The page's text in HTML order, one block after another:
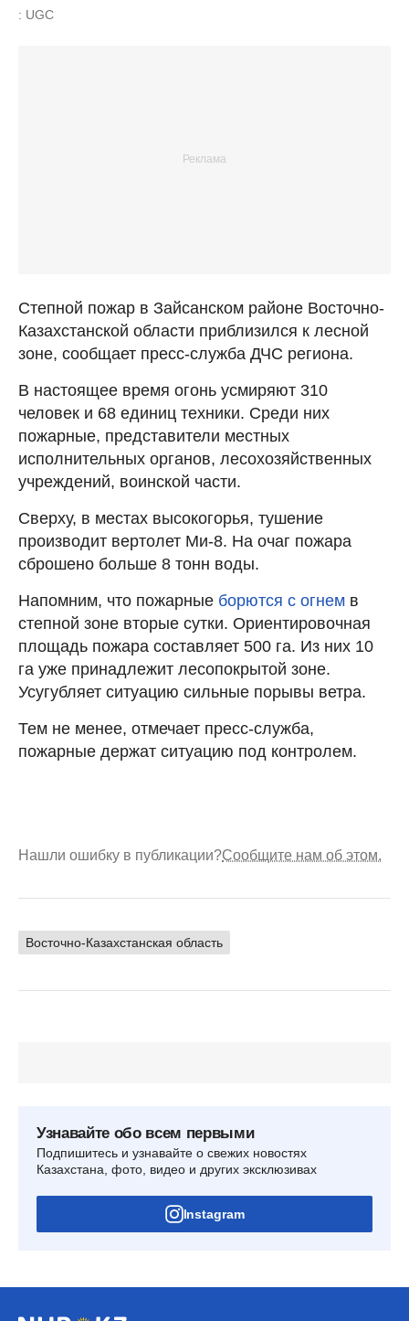
: UGC
Степной пожар в Зайсанском районе Восточно-
Казахстанской области приблизился к лесной
зоне, сообщает пресс-служба ДЧС региона.
В настоящее время огонь усмиряют 310
человек и 68 единиц техники. Среди них
пожарные, представители местных
исполнительных органов, лесохозяйственных
учреждений, воинской части.
Сверху, в местах высокогорья, тушение
производит вертолет Ми-8. На очаг пожара
сброшено больше 8 тонн воды.
Напомним, что пожарные борются с огнем в
степной зоне вторые сутки. Ориентировочная
площадь пожара составляет 500 га. Из них 10
га уже принадлежит лесопокрытой зоне.
Усугубляет ситуацию сильные порывы ветра.
Тем не менее, отмечает пресс-служба,
пожарные держат ситуацию под контролем.
Нашли ошибку в публикации?Сообщите нам об этом.
Восточно-Казахстанская область
Узнавайте обо всем первыми
Подпишитесь и узнавайте о свежих новостях
Казахстана, фото, видео и других эксклюзивах
Instagram